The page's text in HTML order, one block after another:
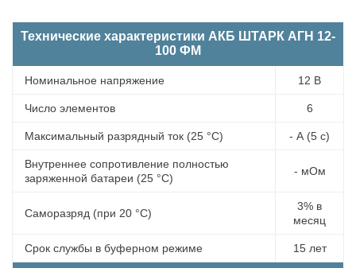
Технические характеристики АКБ ШТАРК АГН 12-
100 ФМ
Номинальное напряжение 12 В
Число элементов 6
Максимальный разрядный ток (25 °С) - А (5 с)
Внутреннее сопротивление полностью
заряженной батареи (25 °С)
- мОм
Саморазряд (при 20 °С)
3% в
месяц
Срок службы в буферном режиме 15 лет